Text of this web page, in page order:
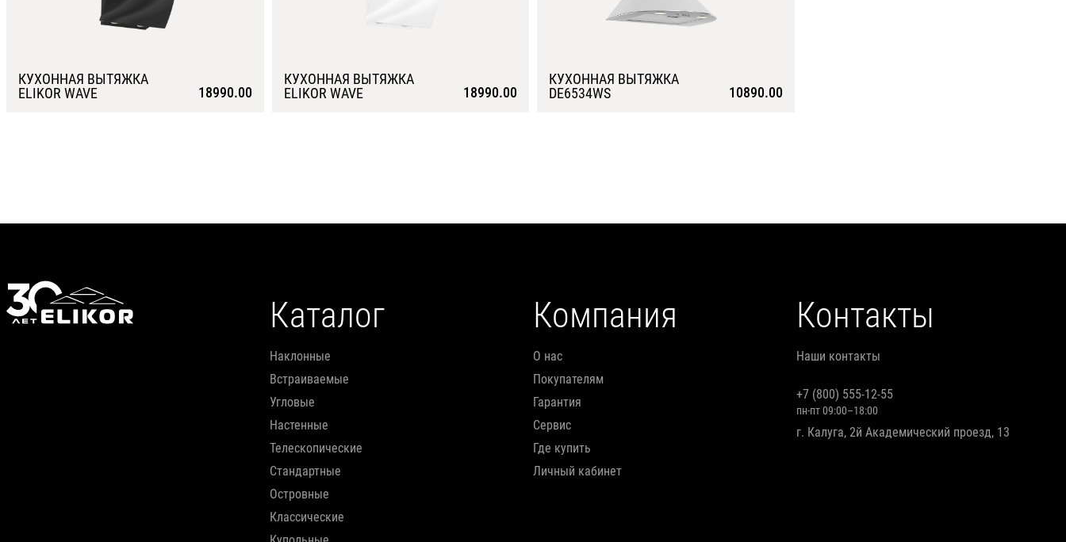
КУХОННАЯ ВЫТЯЖКА
ELIKOR WAVE
18990.00
КУХОННАЯ ВЫТЯЖКА
ELIKOR WAVE
18990.00
КУХОННАЯ ВЫТЯЖКА
DE6534WS
10890.00
Каталог
наклонные
встраиваемые
угловые
настенные
телескопические
стандартные
островные
классические
Компания
О нас
Покупателям
Гарантия
Сервис
Где купить
Личный кабинет
Контакты
Наши контакты
+7 (800) 555-12-55
пн-пт 09:00–18:00
г. Калуга, 2й Академический проезд, 13